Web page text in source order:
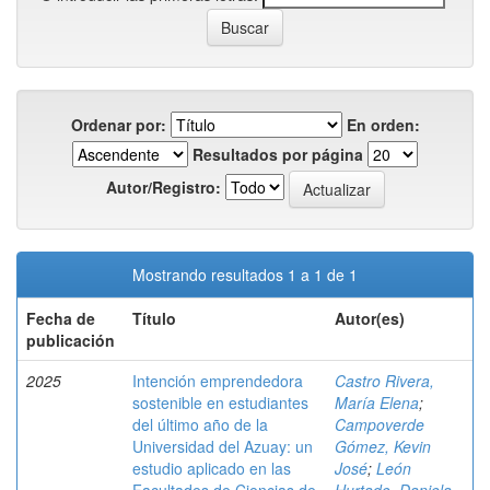
Ordenar por:
En orden:
Resultados por página
Autor/Registro:
Mostrando resultados 1 a 1 de 1
Fecha de
publicación
Título Autor(es)
2025
Intención emprendedora
sostenible en estudiantes
del último año de la
Universidad del Azuay: un
estudio aplicado en las
Castro Rivera,
María Elena;
Campoverde
Gómez, Kevin
José; León